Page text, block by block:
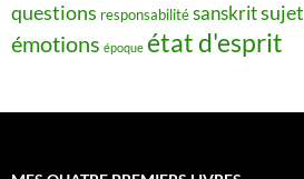
questions responsabilitésanskritsujet
émotions époque état d'esprit